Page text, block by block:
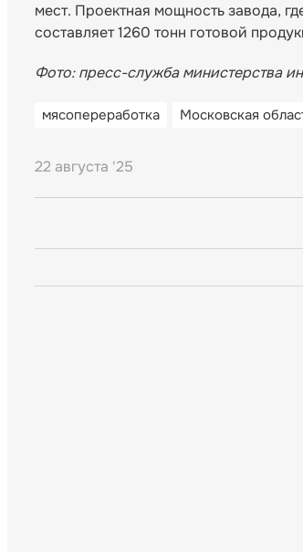
мест. Проектная мощность завода,
составляет 1260 тонн готовой
Фото: пресс-служба министерства
мясопереработка Московская
22 августа '25